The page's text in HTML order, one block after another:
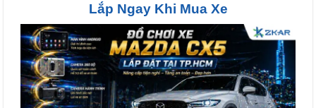
Lắp Ngay Khi Mua Xe